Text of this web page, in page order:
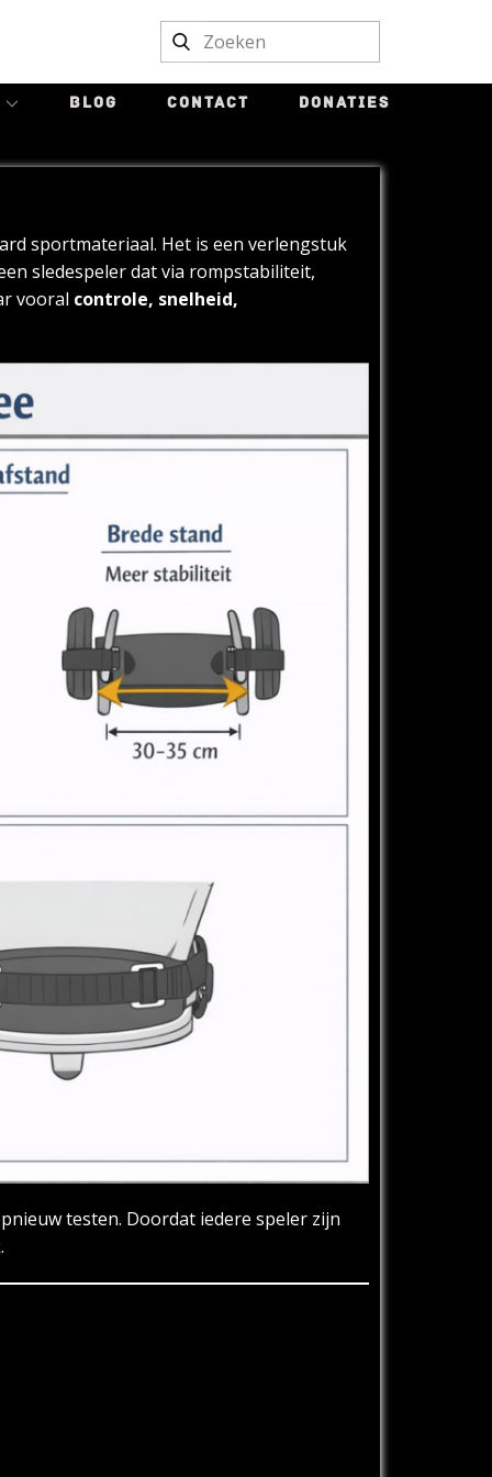
BLOG CONTACT DONATIES
sportmateriaal. Het is een verlengstuk
sledespeler dat via rompstabiliteit,
vooral controle, snelheid,
testen. Doordat iedere speler zijn